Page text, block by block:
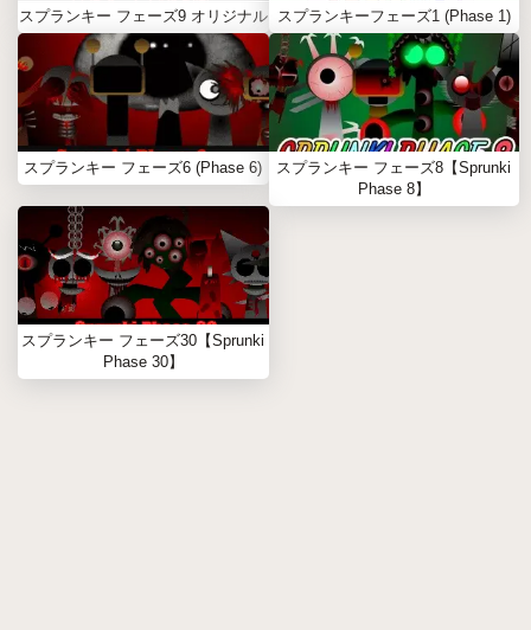
スプランキー フェーズ9 オリジナル スプランキーフェーズ1 (Phase 1)
スプランキー フェーズ6 (Phase 6)
スプランキー フェーズ8【Sprunki
Phase 8】
スプランキー フェーズ30【Sprunki
Phase 30】